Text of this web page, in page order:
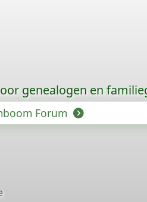
genealogen en
Forum